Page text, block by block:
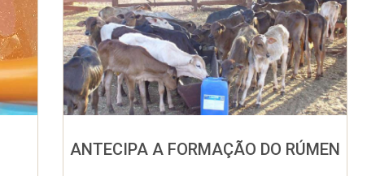
ANTECIPA A FORMAÇÃO DO RÚMEN